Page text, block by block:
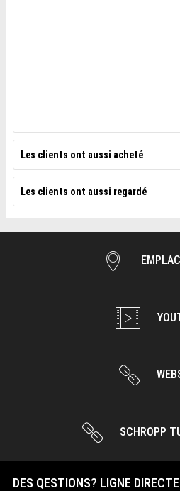
Les clients ont aussi acheté
Les clients ont aussi regardé
SCHROPP
DES QESTIONS? LIGNE DIRECTE